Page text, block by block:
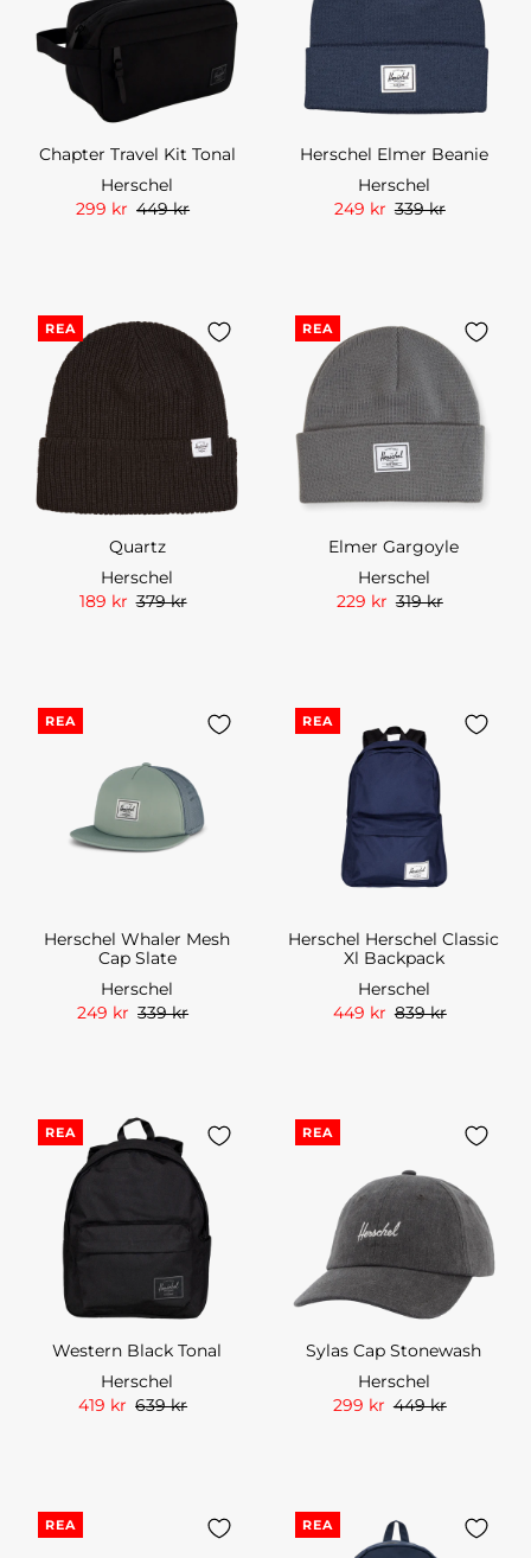
Chapter Travel Kit Tonal
Herschel
299 kr 449 kr
Herschel Elmer Beanie
Herschel
249 kr 339 kr
REA
Quartz
Herschel
189 kr 379 kr
REA
Elmer Gargoyle
Herschel
229 kr 319 kr
REA
Herschel Whaler Mesh
Cap Slate
Herschel
249 kr 339 kr
REA
Herschel Herschel Classic
Xl Backpack
Herschel
449 kr 839 kr
REA
Western Black Tonal
Herschel
419 kr 639 kr
REA
Sylas Cap Stonewash
Herschel
299 kr 449 kr
REA REA